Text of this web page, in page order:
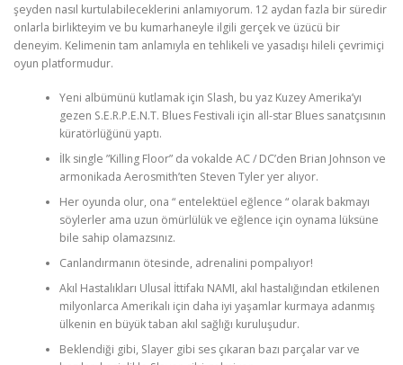
şeyden nasıl kurtulabileceklerini anlamıyorum. 12 aydan fazla bir süredir
onlarla birlikteyim ve bu kumarhaneyle ilgili gerçek ve üzücü bir
deneyim. Kelimenin tam anlamıyla en tehlikeli ve yasadışı hileli çevrimiçi
oyun platformudur.
Yeni albümünü kutlamak için Slash, bu yaz Kuzey Amerika’yı
gezen S.E.R.P.E.N.T. Blues Festivali için all-star Blues sanatçısının
küratörlüğünü yaptı.
İlk single ”Killing Floor” da vokalde AC / DC’den Brian Johnson ve
armonikada Aerosmith’ten Steven Tyler yer alıyor.
Her oyunda olur, ona “ entelektüel eğlence “ olarak bakmayı
söylerler ama uzun ömürlülük ve eğlence için oynama lüksüne
bile sahip olamazsınız.
Canlandırmanın ötesinde, adrenalini pompalıyor!
Akıl Hastalıkları Ulusal İttifakı NAMI, akıl hastalığından etkilenen
milyonlarca Amerikalı için daha iyi yaşamlar kurmaya adanmış
ülkenin en büyük taban akıl sağlığı kuruluşudur.
Beklendiği gibi, Slayer gibi ses çıkaran bazı parçalar var ve